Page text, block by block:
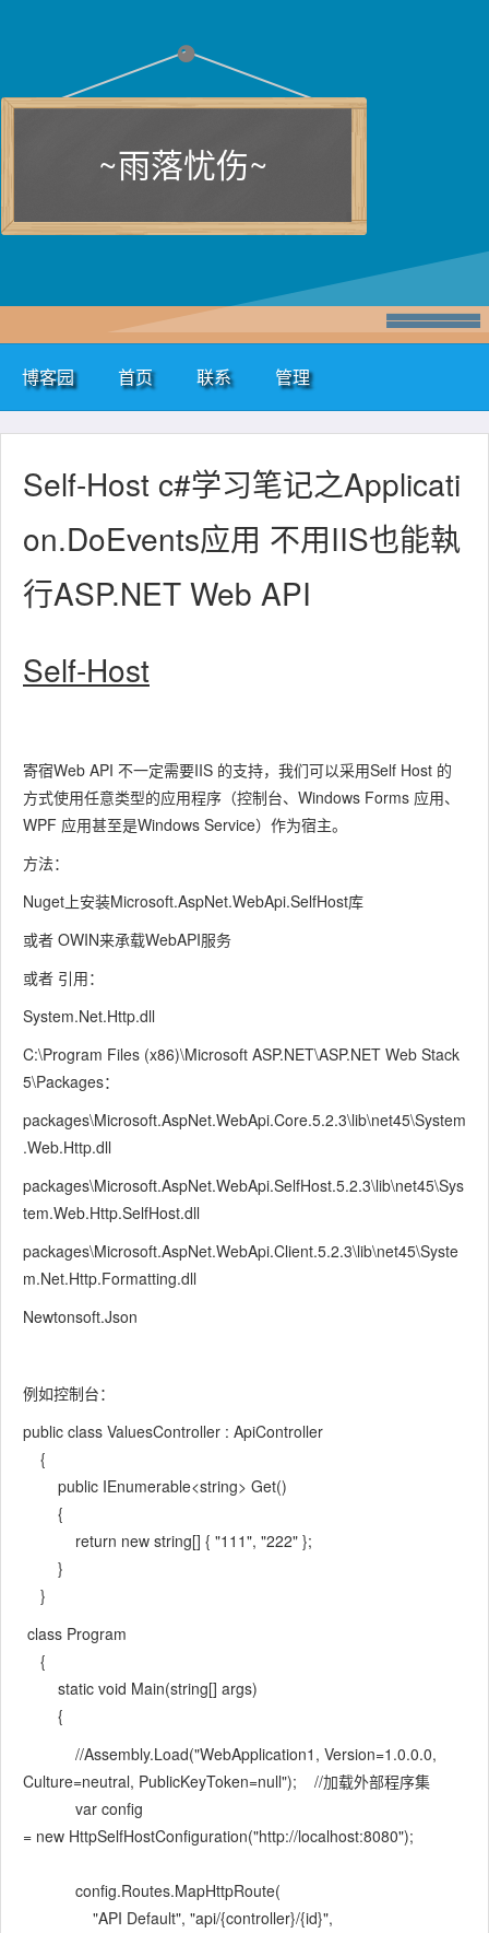
~雨落忧伤~
博客园 首页 联系 管理
Self-Host c#学习笔记之Applicati
on.DoEvents应用 不用IIS也能執
行ASP.NET Web API
Self-Host
寄宿Web API 不一定需要IIS 的支持，我们可以采用Self Host 的
方式使用任意类型的应用程序（控制台、Windows Forms 应用、
WPF 应用甚至是Windows Service）作为宿主。
方法：
Nuget上安装Microsoft.AspNet.WebApi.SelfHost库
或者 OWIN来承载WebAPI服务
或者 引用：
System.Net.Http.dll
C:\Program Files (x86)\Microsoft ASP.NET\ASP.NET Web Stack
5\Packages：
packages\Microsoft.AspNet.WebApi.Core.5.2.3\lib\net45\System
.Web.Http.dll
packages\Microsoft.AspNet.WebApi.SelfHost.5.2.3\lib\net45\Sys
tem.Web.Http.SelfHost.dll
packages\Microsoft.AspNet.WebApi.Client.5.2.3\lib\net45\Syste
m.Net.Http.Formatting.dll
Newtonsoft.Json
例如控制台：
public class ValuesController : ApiController
{
public IEnumerable<string> Get()
{
return new string[] { "111", "222" };
}
}
class Program
{
static void Main(string[] args)
{
//Assembly.Load("WebApplication1, Version=1.0.0.0,
Culture=neutral, PublicKeyToken=null"); //加载外部程序集
var config
= new HttpSelfHostConfiguration("http://localhost:8080");
config.Routes.MapHttpRoute(
"API Default", "api/{controller}/{id}",